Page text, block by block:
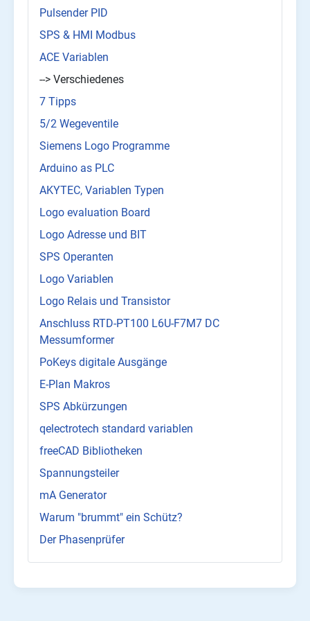
Pulsender PID
SPS & HMI Modbus
ACE Variablen
--> Verschiedenes
7 Tipps
5/2 Wegeventile
Siemens Logo Programme
Arduino as PLC
AKYTEC, Variablen Typen
Logo evaluation Board
Logo Adresse und BIT
SPS Operanten
Logo Variablen
Logo Relais und Transistor
Anschluss RTD-PT100 L6U-F7M7 DC
Messumformer
PoKeys digitale Ausgänge
E-Plan Makros
SPS Abkürzungen
qelectrotech standard variablen
freeCAD Bibliotheken
Spannungsteiler
mA Generator
Warum "brummt" ein Schütz?
Der Phasenprüfer